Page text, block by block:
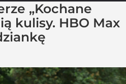
„Kochane
kulisy. HBO Max